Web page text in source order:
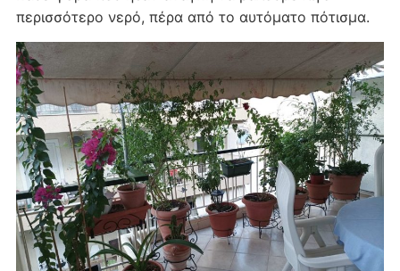
περισσότερο νερό, πέρα από το αυτόματο πότισμα.